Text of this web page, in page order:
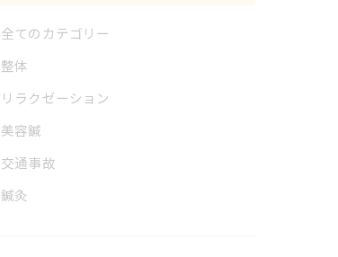
全てのカテゴリー
整体
リラクゼーション
美容鍼
交通事故
鍼灸